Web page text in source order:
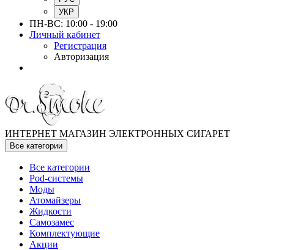
УКР
ПН-ВС: 10:00 - 19:00
Личный кабинет
Регистрация
Авторизация
ИНТЕРНЕТ МАГАЗИН ЭЛЕКТРОННЫХ СИГАРЕТ
Все категории
Все категории
Pod-системы
Моды
Атомайзеры
Жидкости
Самозамес
Комплектующие
Акции